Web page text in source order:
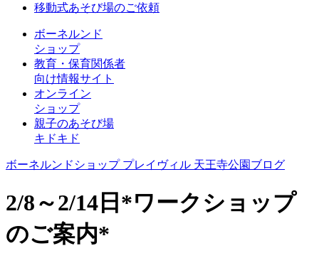
移動式あそび場のご依頼
ボーネルンド
ショップ
教育・保育関係者
向け情報サイト
オンライン
ショップ
親子のあそび場
キドキド
ボーネルンドショップ プレイヴィル 天王寺公園ブログ
2/8～2/14日*ワークショップ
のご案内*